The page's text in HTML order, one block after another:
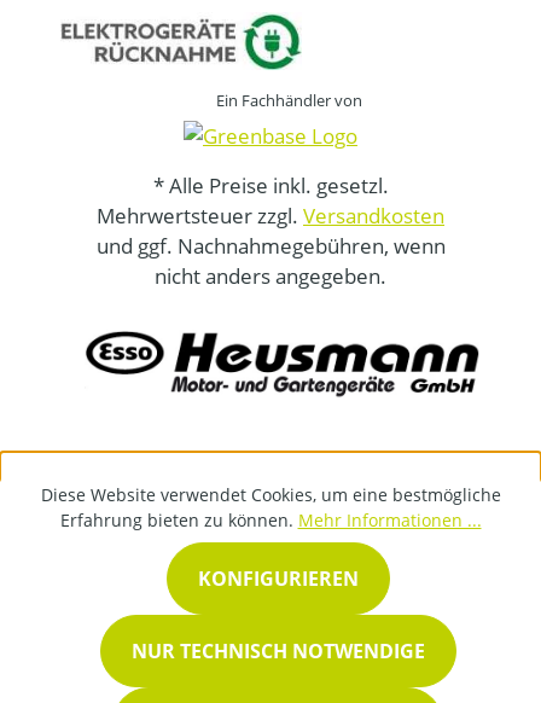
Ein Fachhändler von
* Alle Preise inkl. gesetzl.
Mehrwertsteuer zzgl. Versandkosten
und ggf. Nachnahmegebühren, wenn
nicht anders angegeben.
Diese Website verwendet Cookies, um eine bestmögliche
Erfahrung bieten zu können. Mehr Informationen ...
NUR TECHNISCH NOTWENDIGE
KONFIGURIEREN